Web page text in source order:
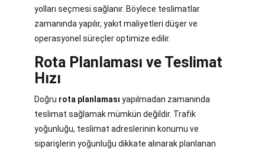
yolları seçmesi sağlanır. Böylece teslimatlar
zamanında yapılır, yakıt maliyetleri düşer ve
operasyonel süreçler optimize edilir.
Rota Planlaması ve Teslimat
Hızı
Doğru rota planlaması yapılmadan zamanında
teslimat sağlamak mümkün değildir. Trafik
yoğunluğu, teslimat adreslerinin konumu ve
siparişlerin yoğunluğu dikkate alınarak planlanan